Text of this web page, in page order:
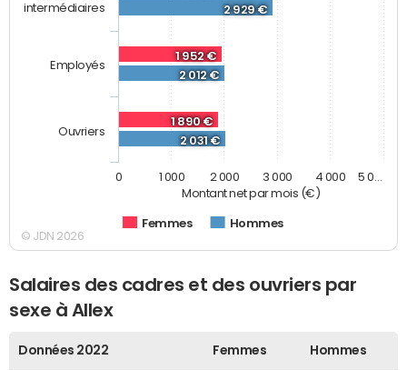
Montant net par mois (€)
1 952 €
1 890 €
2 929 €
2 012 €
2 031 €
Femmes Hommes
intermédiaires
Employés
Ouvriers
0 1 000 2 000 3 000 4 000 5 0…
© JDN 2026
Salaires des cadres et des ouvriers par
sexe à Allex
Données 2022 Femmes Hommes